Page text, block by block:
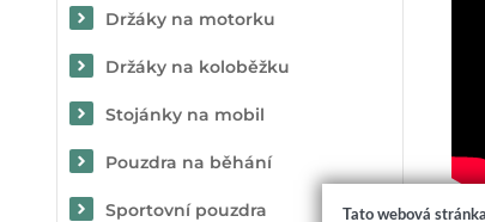
Držáky na motorku
Držáky na koloběžku
Stojánky na mobil
Pouzdra na běhání
Sportovní pouzdra Tato webová